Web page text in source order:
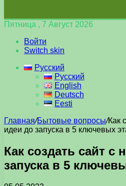
Пятница , 7 Август 2026
Войти
Switch skin
Русский
Русский
English
Deutsch
Eesti
Главная/Бытовые вопросы/Как
идеи до запуска в 5 ключевых
Как создать сайт с
запуска в 5